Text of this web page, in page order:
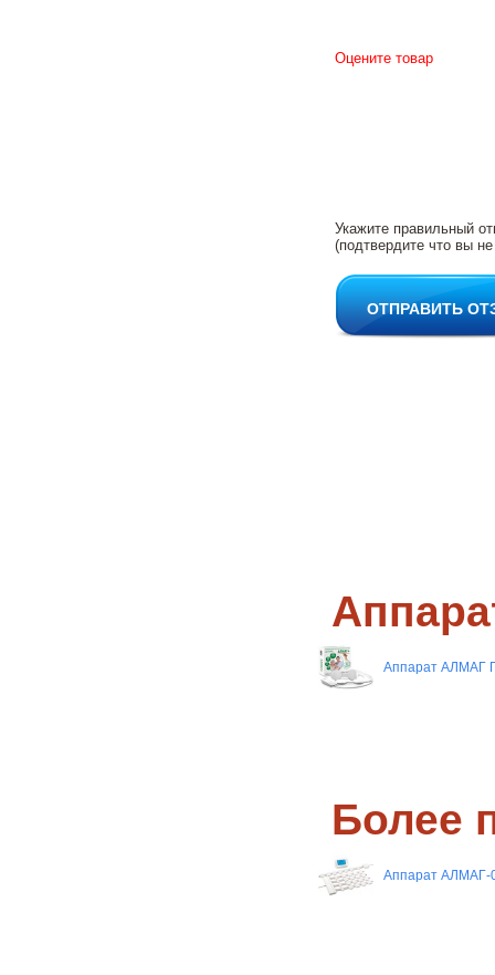
Оцените товар
Укажите правильный
(подтвердите что вы
ОТПРАВИТЬ
Аппарат АЛМАГ
Более
Аппарат АЛМАГ-